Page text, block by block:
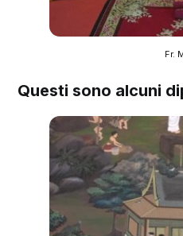
Fr.
Questi sono alcuni